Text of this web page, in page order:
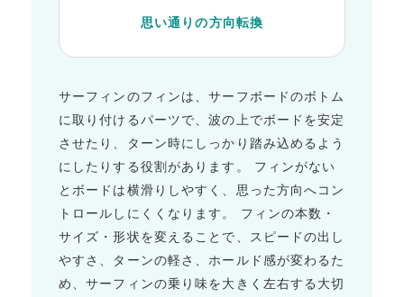
思い通りの方向転換
サーフィンのフィンは、サーフボードのボトム
に取り付けるパーツで、波の上でボードを安定
させたり、ターン時にしっかり踏み込めるよう
にしたりする役割があります。 フィンがない
とボードは横滑りしやすく、思った方向へコン
トロールしにくくなります。 フィンの本数・
サイズ・形状を変えることで、スピードの出し
やすさ、ターンの軽さ、ホールド感が変わるた
め、サーフィンの乗り味を大きく左右する大切